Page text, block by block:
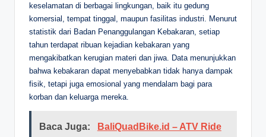
keselamatan di berbagai lingkungan, baik itu gedung
komersial, tempat tinggal, maupun fasilitas industri. Menurut
statistik dari Badan Penanggulangan Kebakaran, setiap
tahun terdapat ribuan kejadian kebakaran yang
mengakibatkan kerugian materi dan jiwa. Data menunjukkan
bahwa kebakaran dapat menyebabkan tidak hanya dampak
fisik, tetapi juga emosional yang mendalam bagi para
korban dan keluarga mereka.
Baca Juga:
BaliQuadBike.id – ATV Ride